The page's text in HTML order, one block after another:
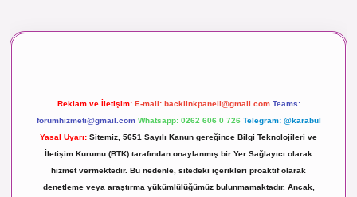
Reklam ve İletişim: E-mail: backlinkpaneli@gmail.com Teams:
forumhizmeti@gmail.com Whatsapp: 0262 606 0 726 Telegram: @karabul
Yasal Uyarı: Sitemiz, 5651 Sayılı Kanun gereğince Bilgi Teknolojileri ve
İletişim Kurumu (BTK) tarafından onaylanmış bir Yer Sağlayıcı olarak
hizmet vermektedir. Bu nedenle, sitedeki içerikleri proaktif olarak
denetleme veya araştırma yükümlülüğümüz bulunmamaktadır. Ancak,